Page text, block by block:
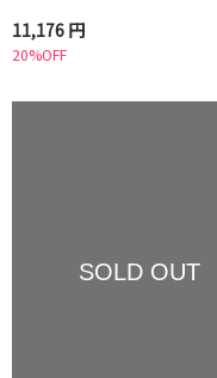
11,176 円
20%OFF
SOLD OUT